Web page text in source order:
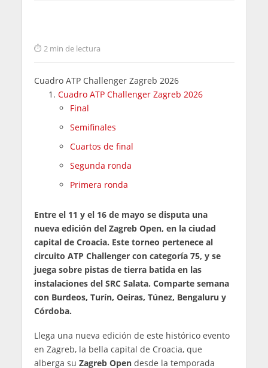
2 min de lectura
Cuadro ATP Challenger Zagreb 2026
Cuadro ATP Challenger Zagreb 2026
Final
Semifinales
Cuartos de final
Segunda ronda
Primera ronda
Entre el 11 y el 16 de mayo se disputa una
nueva edición del Zagreb Open, en la ciudad
capital de Croacia. Este torneo pertenece al
circuito ATP Challenger con categoría 75, y se
juega sobre pistas de tierra batida en las
instalaciones del SRC Salata. Comparte semana
con Burdeos, Turín, Oeiras, Túnez, Bengaluru y
Córdoba.
Llega una nueva edición de este histórico evento
en Zagreb, la bella capital de Croacia, que
alberga su Zagreb Opendesde la temporada